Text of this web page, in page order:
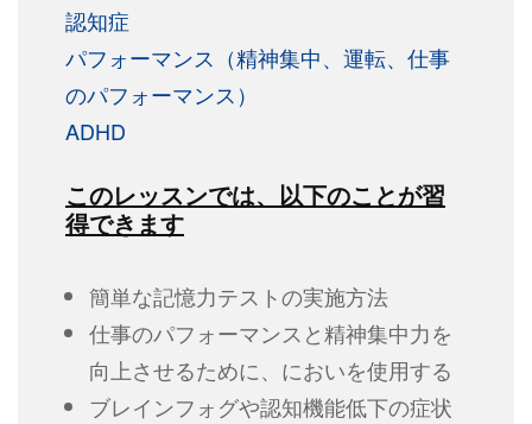
認知症
パフォーマンス（精神集中、運転、仕事
のパフォーマンス）
ADHD
このレッスンでは、以下のことが習
得できます
簡単な記憶力テストの実施方法
仕事のパフォーマンスと精神集中力を
向上させるために、においを使用する
ブレインフォグや認知機能低下の症状